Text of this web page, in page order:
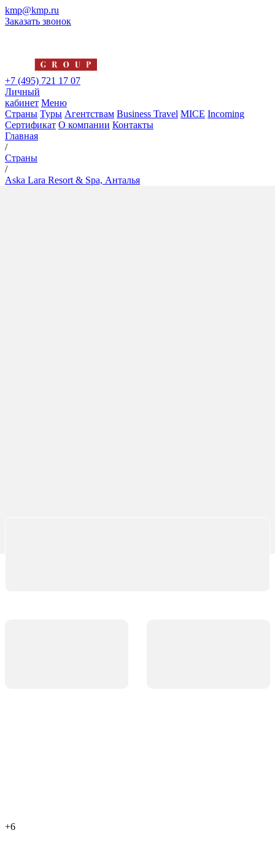
kmp@kmp.ru
Заказать звонок
+7 (495) 721 17 07
Личный
кабинет Меню
Страны Туры Агентствам Business Travel MICE Incoming
Сертификат О компании Контакты
Главная
/
Страны
/
Aska Lara Resort & Spa, Анталья
+6